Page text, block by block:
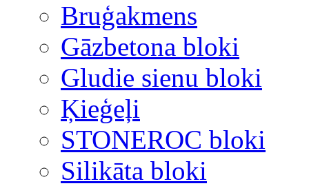
Bruģakmens
Gāzbetona bloki
Gludie sienu bloki
Ķieģeļi
STONEROC bloki
Silikāta bloki